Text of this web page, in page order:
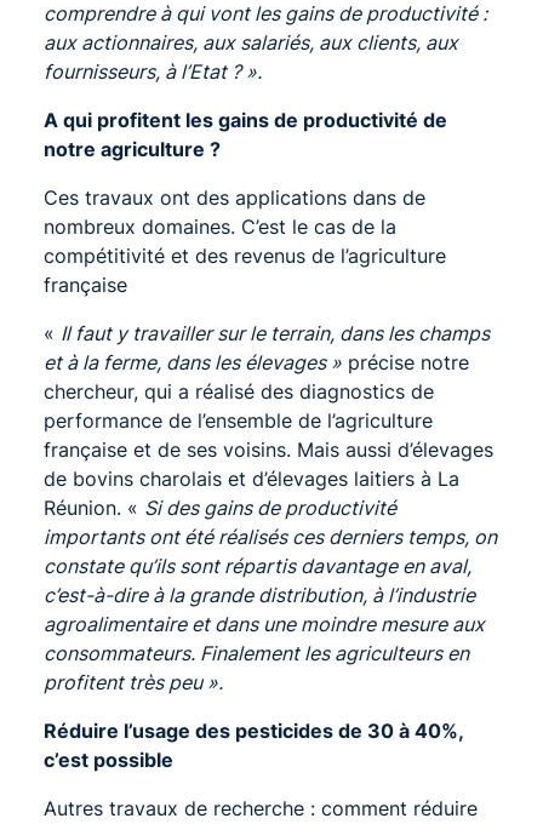
comprendre à qui vont les gains de productivité :
aux actionnaires, aux salariés, aux clients, aux
fournisseurs, à l’Etat ? ».
A qui profitent les gains de productivité de
notre agriculture ?
Ces travaux ont des applications dans de
nombreux domaines. C’est le cas de la
compétitivité et des revenus de l’agriculture
française
« Il faut y travailler sur le terrain, dans les champs
et à la ferme, dans les élevages »précise notre
chercheur, qui a réalisé des diagnostics de
performance de l’ensemble de l’agriculture
française et de ses voisins. Mais aussi d’élevages
de bovins charolais et d’élevages laitiers à La
Réunion. « Si des gains de productivité
importants ont été réalisés ces derniers temps, on
constate qu’ils sont répartis davantage en aval,
c’est-à-dire à la grande distribution, à l’industrie
agroalimentaire et dans une moindre mesure aux
consommateurs. Finalement les agriculteurs en
profitent très peu ».
Réduire l’usage des pesticides de 30 à 40%,
c’est possible
Autres travaux de recherche : comment réduire